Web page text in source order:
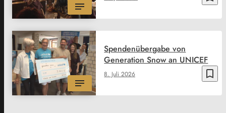
bookmark_border
8. Juli 2026
Spendenübergabe von
Generation Snow an UNICEF